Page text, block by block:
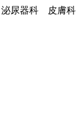
泌尿器科 皮膚科